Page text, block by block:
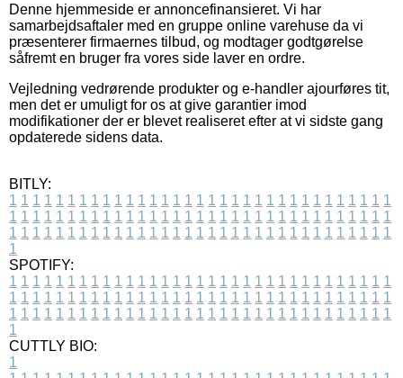
Denne hjemmeside er annoncefinansieret. Vi har
samarbejdsaftaler med en gruppe online varehuse da vi
præsenterer firmaernes tilbud, og modtager godtgørelse
såfremt en bruger fra vores side laver en ordre.
Vejledning vedrørende produkter og e-handler ajourføres tit,
men det er umuligt for os at give garantier imod
modifikationer der er blevet realiseret efter at vi sidste gang
opdaterede sidens data.
BITLY:
1 1 1 1 1 1 1 1 1 1 1 1 1 1 1 1 1 1 1 1 1 1 1 1 1 1 1 1 1 1 1 1 1
1 1 1 1 1 1 1 1 1 1 1 1 1 1 1 1 1 1 1 1 1 1 1 1 1 1 1 1 1 1 1 1 1
1 1 1 1 1 1 1 1 1 1 1 1 1 1 1 1 1 1 1 1 1 1 1 1 1 1 1 1 1 1 1 1 1
1
SPOTIFY:
1 1 1 1 1 1 1 1 1 1 1 1 1 1 1 1 1 1 1 1 1 1 1 1 1 1 1 1 1 1 1 1 1
1 1 1 1 1 1 1 1 1 1 1 1 1 1 1 1 1 1 1 1 1 1 1 1 1 1 1 1 1 1 1 1 1
1 1 1 1 1 1 1 1 1 1 1 1 1 1 1 1 1 1 1 1 1 1 1 1 1 1 1 1 1 1 1 1 1
1
CUTTLY BIO:
1